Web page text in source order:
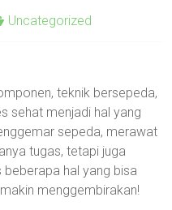
Uncategorized
teknik bersepeda,
sehat menjadi hal yang
sepeda, merawat
tugas, tetapi juga
hal yang bisa
menggembirakan!